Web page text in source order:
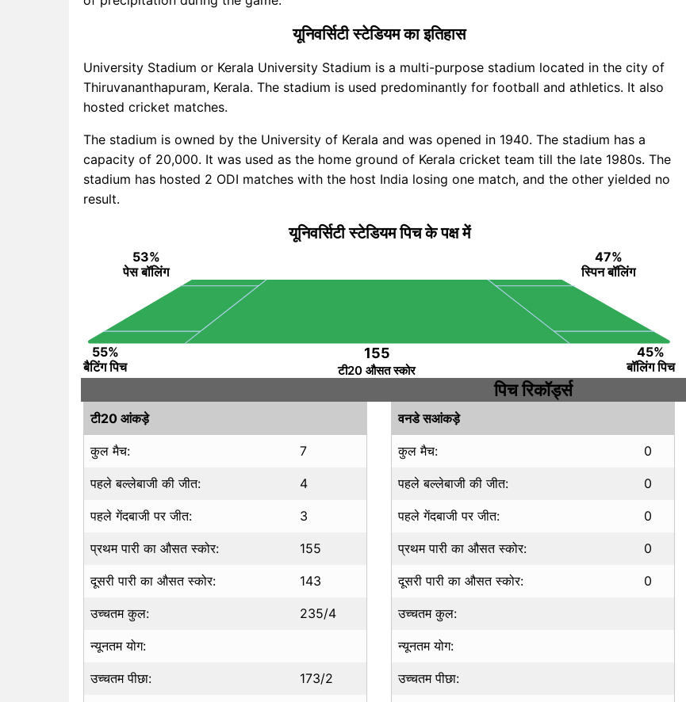
यूनिवर्सिटी स्टेडियम का इतिहास
University Stadium or Kerala University Stadium is a multi-purpose stadium located in the city of
Thiruvananthapuram, Kerala. The stadium is used predominantly for football and athletics. It also
hosted cricket matches.
The stadium is owned by the University of Kerala and was opened in 1940. The stadium has a
capacity of 20,000. It was used as the home ground of Kerala cricket team till the late 1980s. The
stadium has hosted 2 ODI matches with the host India losing one match, and the other yielded no
result.
यूनिवर्सिटी स्टेडियम पिच के पक्ष में
53%
पेस बॉलिंग
47%
स्पिन बॉलिंग
55%
बैटिंग पिच
45%
बॉलिंग पिच
155
टी20 औसत स्कोर
पिच रिकॉर्ड्स
टी20 आंकड़े
कुल मैच: 7
पहले बल्लेबाजी की जीत: 4
पहले गेंदबाजी पर जीत: 3
प्रथम पारी का औसत स्कोर: 155
दूसरी पारी का औसत स्कोर: 143
उच्चतम कुल: 235/4
न्यूनतम योग:
उच्चतम पीछा: 173/2
वनडे सआंकड़े
कुल मैच: 0
पहले बल्लेबाजी की जीत: 0
पहले गेंदबाजी पर जीत: 0
प्रथम पारी का औसत स्कोर: 0
दूसरी पारी का औसत स्कोर: 0
उच्चतम कुल:
न्यूनतम योग:
उच्चतम पीछा: